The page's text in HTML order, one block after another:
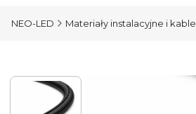
NEO-LED Materiały instalacyjne i kable